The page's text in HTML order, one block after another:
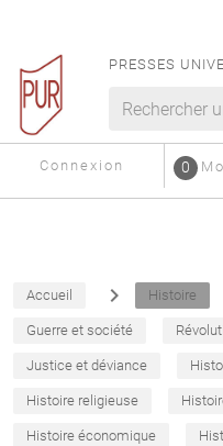
PRESSES
Connexion 0
Accueil navigate_next Histoire
Guerre et société
Justice et déviance
Histoire religieuse
Histoire économique